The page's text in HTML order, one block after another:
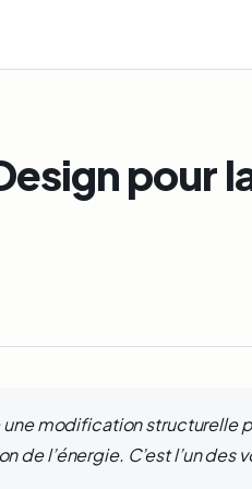
pour
modification structurelle
l’énergie. C’est l’un des